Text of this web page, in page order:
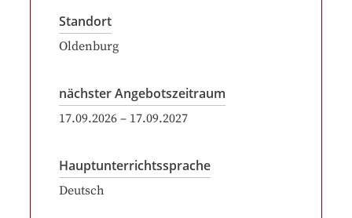
Standort
Oldenburg
nächster Angebotszeitraum
17.09.2026 – 17.09.2027
Hauptunterrichtssprache
Deutsch